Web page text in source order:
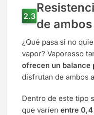
de
¿Qué pasa si no
vapor? Vaporesso
ofrecen un balance
disfrutan de ambos
Dentro de este tipo
que varíen entre